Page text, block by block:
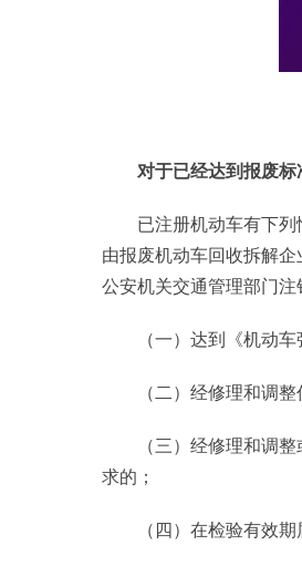
对于已经达到报废标
已注册机动车有下
由报废机动车回收拆解
公安机关交通管理部门注
（一）达到《机动
（二）经修理和调
（三）经修理和调
求的；
（四）在检验有效